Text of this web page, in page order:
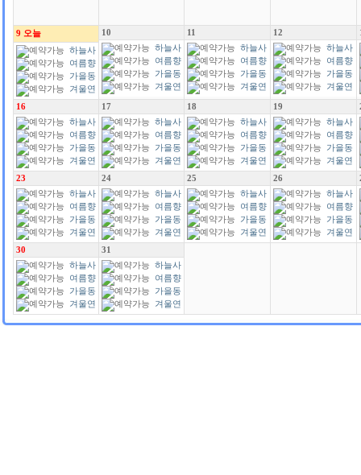
9 오늘
하늘사
랑
여름향
기
가을동
화
겨울연
가
10
하늘사
랑
여름향
기
가을동
화
겨울연
가
11
하늘사
랑
여름향
기
가을동
화
겨울연
가
12
하늘사
랑
여름향
기
가을동
화
겨울연
가
16
하늘사
랑
여름향
기
가을동
화
겨울연
가
17
하늘사
랑
여름향
기
가을동
화
겨울연
가
18
하늘사
랑
여름향
기
가을동
화
겨울연
가
19
하늘사
랑
여름향
기
가을동
화
겨울연
가
23
하늘사
랑
여름향
기
가을동
화
겨울연
가
24
하늘사
랑
여름향
기
가을동
화
겨울연
가
25
하늘사
랑
여름향
기
가을동
화
겨울연
가
26
하늘사
랑
여름향
기
가을동
화
겨울연
가
30
하늘사
랑
여름향
기
가을동
화
겨울연
가
31
하늘사
랑
여름향
기
가을동
화
겨울연
가